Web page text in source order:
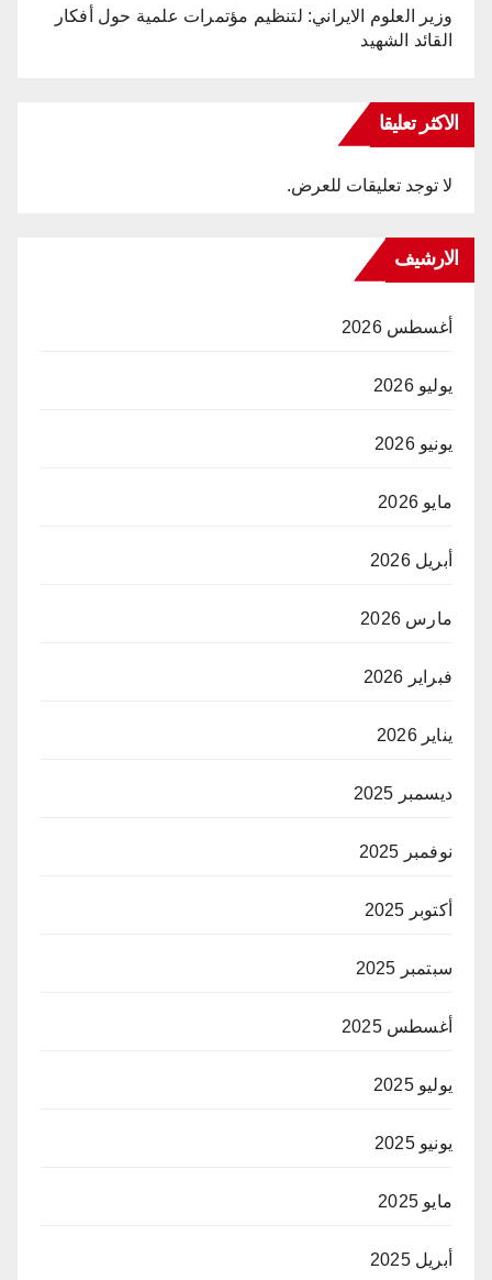
وزير العلوم الايراني: لتنظيم مؤتمرات علمية حول أفكار
القائد الشهيد
الاكثر تعليقا
لا توجد تعليقات للعرض.
الارشيف
أغسطس 2026
يوليو 2026
يونيو 2026
مايو 2026
أبريل 2026
مارس 2026
فبراير 2026
يناير 2026
ديسمبر 2025
نوفمبر 2025
أكتوبر 2025
سبتمبر 2025
أغسطس 2025
يوليو 2025
يونيو 2025
مايو 2025
أبريل 2025